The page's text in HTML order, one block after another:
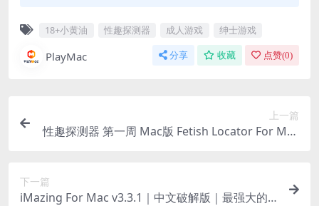
18+小黄油 性趣探测器 成人游戏 绅士游戏
PlayMac 分享 收藏 点赞(0)
上一篇
性趣探测器 第一周 Mac版 Fetish Locator For Mac
下一篇
iMazing For Mac v3.3.1｜中文破解版｜最强大的i